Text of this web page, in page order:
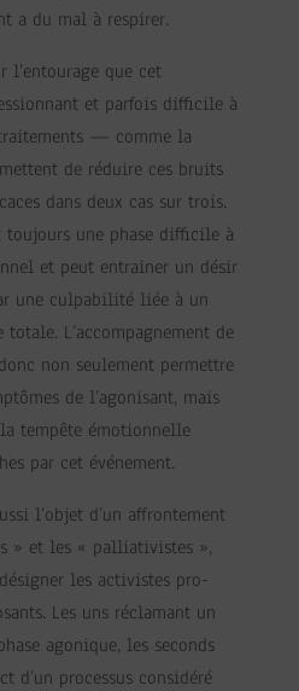
a du mal à respirer.
l’entourage que cet
et parfois difficile à
— comme la
de réduire ces bruits
dans deux cas sur trois.
toujours une phase difficile à
et peut entrainer un désir
une culpabilité liée à un
L’accompagnement de
non seulement permettre
de l’agonisant, mais
tempête émotionnelle
par cet événement.
l’objet d’un affrontement
» et les « palliativistes »,
les activistes pro-
Les uns réclamant un
agonique, les seconds
d’un processus considéré